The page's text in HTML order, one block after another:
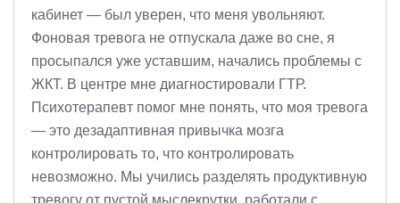
кабинет — был уверен, что меня увольняют.
Фоновая тревога не отпускала даже во сне, я
просыпался уже уставшим, начались проблемы с
ЖКТ. В центре мне диагностировали ГТР.
Психотерапевт помог мне понять, что моя тревога
— это дезадаптивная привычка мозга
контролировать то, что контролировать
невозможно. Мы учились разделять продуктивную
тревогу от пустой мыслекрутки, работали с